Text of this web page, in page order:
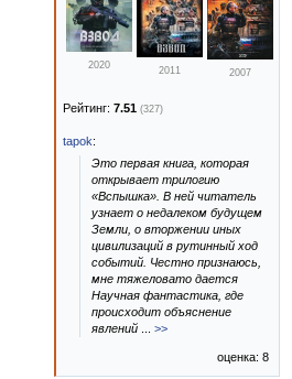
2020 2011 2007
Рейтинг: 7.51 (327)
tapok:
Это первая книга, которая
открывает трилогию
«Вспышка». В ней читатель
узнает о недалеком будущем
Земли, о вторжении иных
цивилизаций в рутинный ход
событий. Честно признаюсь,
мне тяжеловато дается
Научная фантастика, где
происходит объяснение
явлений
>>
оценка: 8